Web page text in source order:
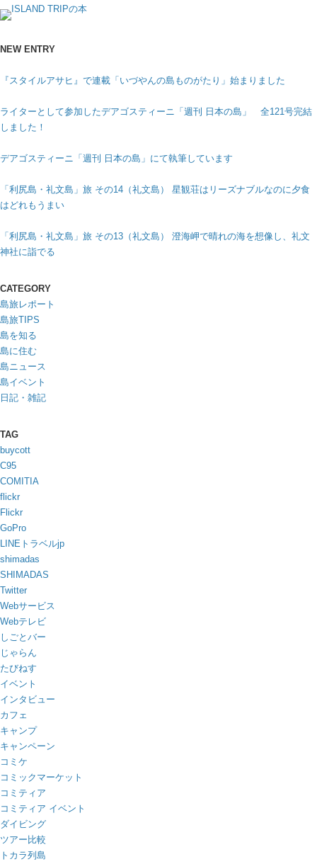
NEW ENTRY
『スタイルアサヒ』で連載「いづやんの島ものがたり」始まりました
ライターとして参加したデアゴスティーニ「週刊 日本の島」 全121号完結
しました！
デアゴスティーニ「週刊 日本の島」にて執筆しています
「利尻島・礼文島」旅 その14（礼文島） 星観荘はリーズナブルなのに夕食
はどれもうまい
「利尻島・礼文島」旅 その13（礼文島） 澄海岬で晴れの海を想像し、礼文
神社に詣でる
CATEGORY
島旅レポート
島旅TIPS
島を知る
島に住む
島ニュース
島イベント
日記・雑記
TAG
buycott
C95
COMITIA
flickr
Flickr
GoPro
LINEトラベルjp
shimadas
SHIMADAS
Twitter
Webサービス
Webテレビ
しごとバー
じゃらん
たびねす
イベント
インタビュー
カフェ
キャンプ
キャンペーン
コミケ
コミックマーケット
コミティア
コミティア イベント
ダイビング
ツアー比較
トカラ列島